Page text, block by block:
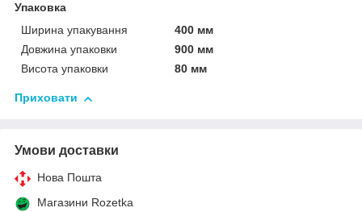
Упаковка
Ширина упакування
400 мм
Довжина упаковки
900 мм
Висота упаковки
80 мм
Приховати
Умови доставки
Нова Пошта
Магазини Rozetka